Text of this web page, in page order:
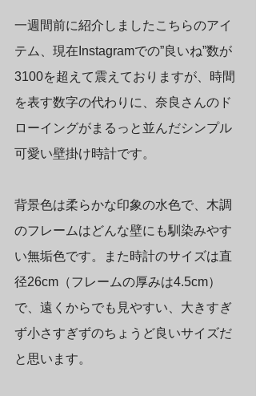
一週間前に紹介しましたこちらのアイ
テム、現在Instagramでの”良いね”数が
3100を超えて震えておりますが、時間
を表す数字の代わりに、奈良さんのド
ローイングがまるっと並んだシンプル
可愛い壁掛け時計です。
背景色は柔らかな印象の水色で、木調
のフレームはどんな壁にも馴染みやす
い無垢色です。また時計のサイズは直
径26cm（フレームの厚みは4.5cm）
で、遠くからでも見やすい、大きすぎ
ず小さすぎずのちょうど良いサイズだ
と思います。